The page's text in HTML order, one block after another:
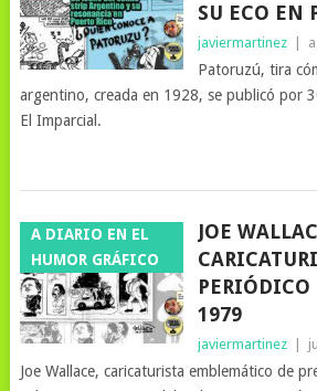
SU ECO EN
javiermartinez
Patoruzú, tira
argentino, creada en 1928, se publicó por
El Imparcial.
A DIARIO EN EL
HUMOR GRÁFICO
JOE
1979
javiermartinez
Joe Wallace, caricaturista emblemático de